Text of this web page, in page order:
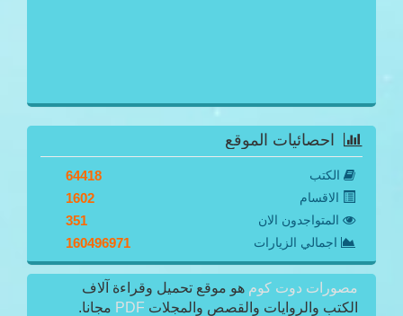
احصائيات الموقع
الكتب 64418
الاقسام 1602
المتواجدون الان 351
اجمالي الزيارات 160496971
مصورات دوت كوم هو موقع تحميل وقراءة آلاف
الكتب والروايات والقصص والمجلات PDF مجانا.